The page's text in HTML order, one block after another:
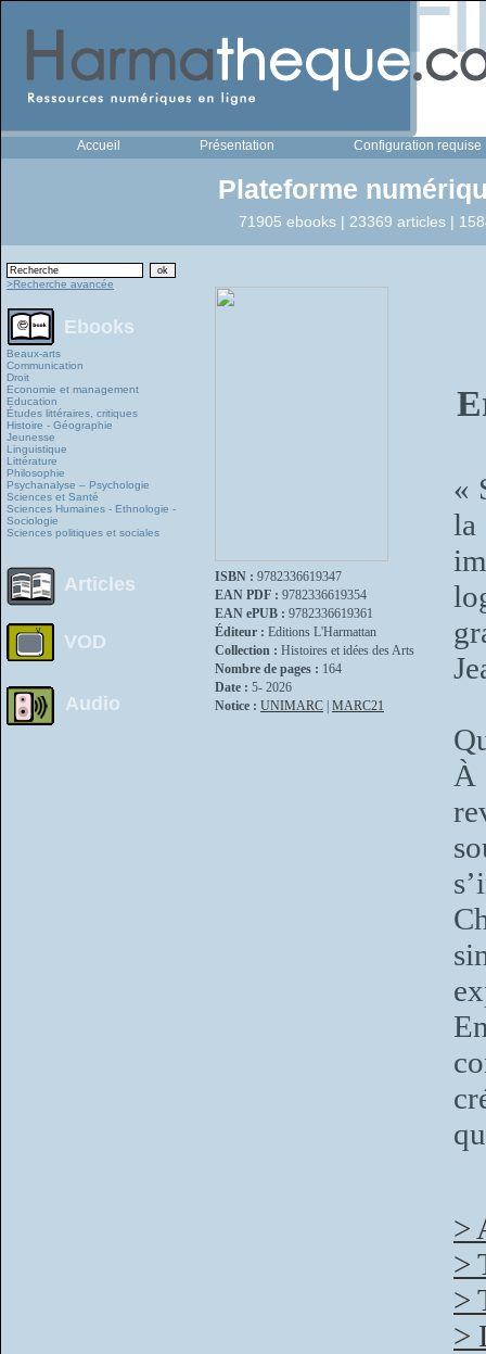
Accueil Présentation Configuration requise
Plateforme
71905 ebooks | 23369 articles |
>Recherche avancée
Ebooks
Beaux-arts
Communication
Droit
Economie et management
Education
Études littéraires, critiques
Histoire - Géographie
Jeunesse
Linguistique
Littérature
Philosophie
Psychanalyse – Psychologie
Sciences et Santé
Sciences Humaines - Ethnologie -
Sociologie
Sciences politiques et sociales
Articles
VOD
Audio
ISBN : 9782336619347
EAN PDF : 9782336619354
EAN ePUB : 9782336619361
Éditeur : Editions L'Harmattan
Collection : Histoires et idées des Arts
Nombre de pages : 164
Date : 5- 2026
Notice : UNIMARC MARC21
«
la
À
>
>
>
>